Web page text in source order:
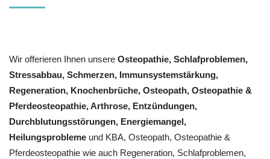
Wir offerieren Ihnen unsere Osteopathie, Schlafproblemen,
Stressabbau, Schmerzen, Immunsystemstärkung,
Regeneration, Knochenbrüche, Osteopath, Osteopathie &
Pferdeosteopathie, Arthrose, Entzündungen,
Durchblutungsstörungen, Energiemangel,
Heilungsprobleme und KBA, Osteopath, Osteopathie &
Pferdeosteopathie wie auch Regeneration, Schlafproblemen,